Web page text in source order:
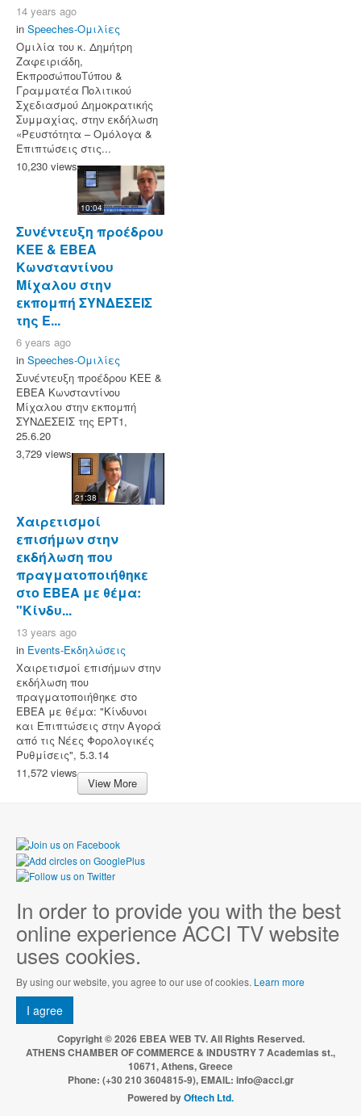
14 years ago
in Speeches-Ομιλίες
Ομιλία του κ. Δημήτρη
Ζαφειριάδη,
ΕκπροσώπουΤύπου &
Γραμματέα Πολιτικού
Σχεδιασμού Δημοκρατικής
Συμμαχίας, στην εκδήλωση
«Ρευστότητα – Ομόλογα &
Επιπτώσεις στις...
10,230 views
10:04
Συνέντευξη προέδρου
ΚΕΕ & ΕΒΕΑ
Κωνσταντίνου
Μίχαλου στην
εκπομπή ΣΥΝΔΕΣΕΙΣ
της Ε...
6 years ago
in Speeches-Ομιλίες
Συνέντευξη προέδρου ΚΕΕ &
ΕΒΕΑ Κωνσταντίνου
Μίχαλου στην εκπομπή
ΣΥΝΔΕΣΕΙΣ της ΕΡΤ1,
25.6.20
3,729 views
21:38
Χαιρετισμοί
επισήμων στην
εκδήλωση που
πραγματοποιήθηκε
στο ΕΒΕΑ με θέμα:
"Κίνδυ...
13 years ago
in Events-Εκδηλώσεις
Χαιρετισμοί επισήμων στην
εκδήλωση που
πραγματοποιήθηκε στο
ΕΒΕΑ με θέμα: "Κίνδυνοι
και Επιπτώσεις στην Αγορά
από τις Νέες Φορολογικές
Ρυθμίσεις", 5.3.14
11,572 views
View More
In order to provide you with the best
online experience ACCI TV website
uses cookies.
By using our website, you agree to our use of cookies. Learn more
I agree
Copyright © 2026 EBEA WEB TV. All Rights Reserved.
ATHENS CHAMBER OF COMMERCE & INDUSTRY 7 Academias st.,
10671, Athens, Greece
Phone: (+30 210 3604815-9), EMAIL: info@acci.gr
Powered byOftech Ltd.